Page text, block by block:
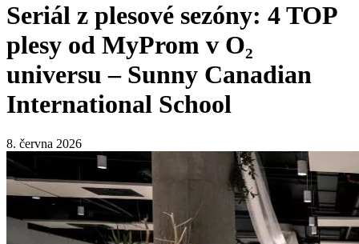
Seriál z plesové sezóny: 4 TOP
plesy od MyProm v O₂
universu – Sunny Canadian
International School
8. června 2026